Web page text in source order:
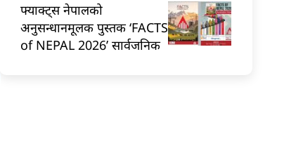
फ्याक्ट्स नेपालको
अनुसन्धानमूलक पुस्तक ‘FACTS
of NEPAL 2026’ सार्वजनिक